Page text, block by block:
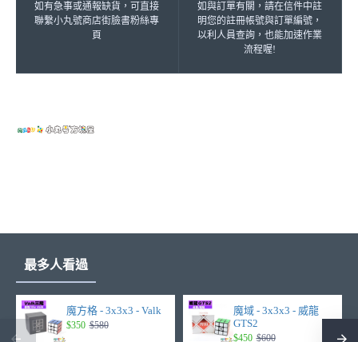
如有急事或通報缺貨，可直接
聯繫小丸號商店街臉書粉絲專
頁
如與訂單有關，請在信件中註
明您的註冊帳號與訂單編號，
以利人員查詢，也能加速作業
流程喔!
最多人看過
魔方格 - 3x3x3 - Valk
$350 $580
魔域 - 3x3x3 - 威龍
GTS2
$450 $600